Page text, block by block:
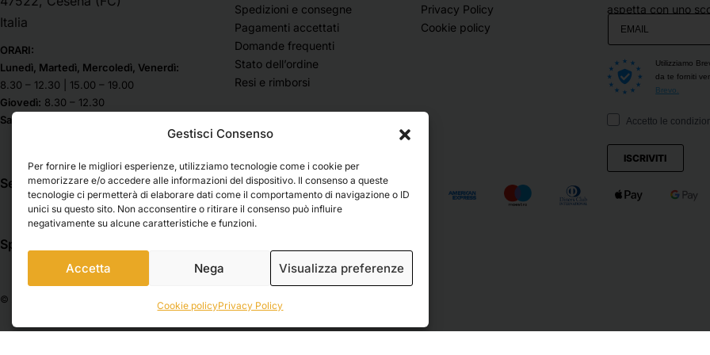
Gestisci Consenso
Per fornire le migliori esperienze, utilizziamo tecnologie come i cookie per
memorizzare e/o accedere alle informazioni del dispositivo. Il consenso a queste
tecnologie ci permetterà di elaborare dati come il comportamento di navigazione o ID
unici su questo sito. Non acconsentire o ritirare il consenso può influire
negativamente su alcune caratteristiche e funzioni.
Accetta Nega Visualizza preferenze
Cookie policyPrivacy Policy
Italia
ORARI:
Lunedì, Martedì, Mercoledì, Venerdì:
8.30 – 12.30 | 15.00 – 19.00
Giovedì: 8.30 – 12.30
Sabato & Domenica chiuso
Seguici su
Spedizioni e consegne
Pagamenti accettati
Domande frequenti
Stato dell’ordine
Resi e rimborsi
Privacy Policy
Cookie policy
aspetta con uno
Utilizziamo
da te forniti
Brevo.
Accetto le
ISCRIVITI
Spedizioni
© 2026 Belle Arti Corbara, IT03736520408 – REA: FO – 314246. All rights reserved.